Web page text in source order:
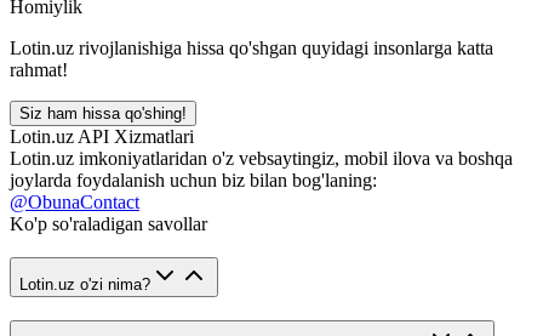
Homiylik
Lotin.uz rivojlanishiga hissa qo'shgan quyidagi insonlarga katta
rahmat!
Siz ham hissa qo'shing!
Lotin.uz API Xizmatlari
Lotin.uz imkoniyatlaridan o'z vebsaytingiz, mobil ilova va boshqa
joylarda foydalanish uchun biz bilan bog'laning:
@ObunaContact
Ko'p so'raladigan savollar
Lotin.uz o'zi nima?